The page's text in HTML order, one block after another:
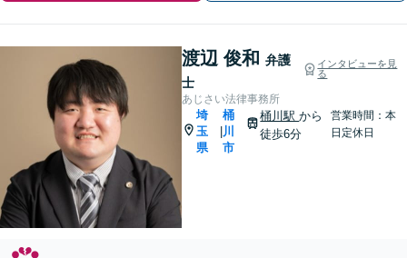
渡辺 俊和 弁護
士
インタビューを見
る
あじさい法律事務所
埼
玉
県
桶
川
市
桶川駅から
徒歩6分
営業時間：本
日定休日